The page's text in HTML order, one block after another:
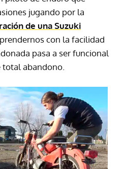
jugando por la
de una Suzuki
con la facilidad
pasa a ser funcional
total abandono.